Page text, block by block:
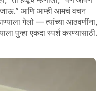
जाऊ.” आणि आम्ही आमचं वचन
गेलो — त्यांच्या आठवणींना,
पुन्हा एकदा स्पर्श करण्यासाठी.